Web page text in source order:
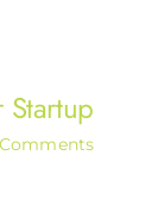
Startup